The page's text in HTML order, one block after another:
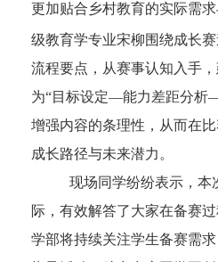
更加贴合乡村教育的实际需求
级教育学专业宋柳围绕成长
流程要点，从赛事认知入手
为“目标设定—能力差距分析
增强内容的条理性 ， 从而在
成长路径与未来潜力。
现场同学纷纷表示，本
际，有效解答了大家在备赛
学部将持续关注学生备赛需